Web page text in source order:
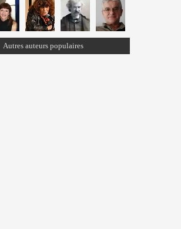
Autres auteurs populaires